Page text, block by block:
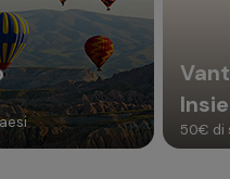
50€ di